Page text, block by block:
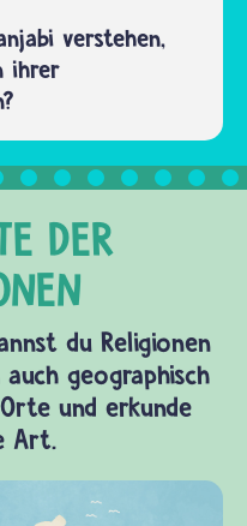
verstehen,
ihrer
du Religionen
geographisch
und erkunde
Art.